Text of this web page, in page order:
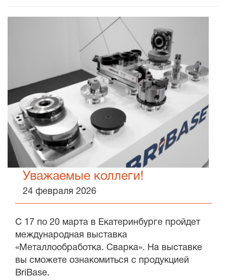
Уважаемые коллеги!
24 февраля 2026
С 17 по 20 марта в Екатеринбурге пройдет
международная выставка
«Металлообработка. Сварка». На выставке
вы сможете ознакомиться с продукцией
BriBase.